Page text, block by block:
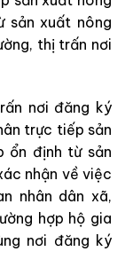
sản xuất nông
thị trấn nơi
nơi đăng ký
trực tiếp sản
ổn định từ sản
nhận về việc
nhân dân xã,
hợp hộ gia
nơi đăng ký